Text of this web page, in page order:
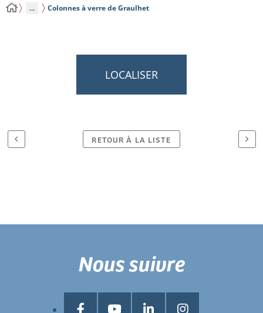
... Colonnes à verre de Graulhet
LOCALISER
RETOUR À LA LISTE
Nous suivre